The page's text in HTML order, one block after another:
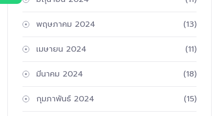
พฤษภาคม 2024 (13)
เมษายน 2024 (11)
มีนาคม 2024 (18)
กุมภาพันธ์ 2024 (15)